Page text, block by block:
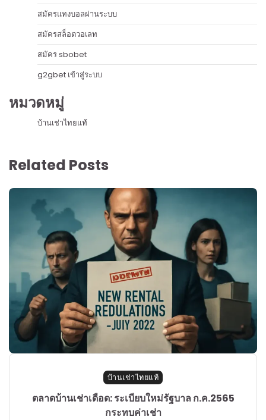
สมัครแทงบอลผ่านระบบ
สมัครสล็อตวอเลท
สมัคร sbobet
g2gbet เข้าสู่ระบบ
หมวดหมู่
บ้านเช่าไทยแท้
Related Posts
บ้านเช่าไทยแท้
ตลาดบ้านเช่าเดือด: ระเบียบใหม่รัฐบาล ก.ค.2565
กระทบค่าเช่า